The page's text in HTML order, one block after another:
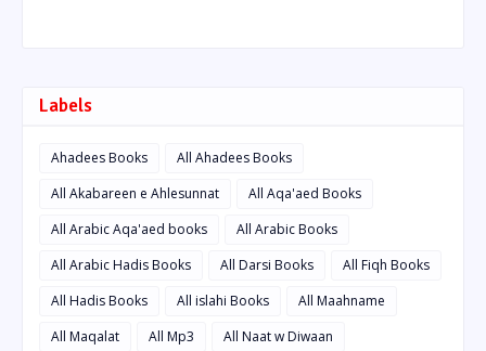
Labels
Ahadees Books
All Ahadees Books
All Akabareen e Ahlesunnat
All Aqa'aed Books
All Arabic Aqa'aed books
All Arabic Books
All Arabic Hadis Books
All Darsi Books
All Fiqh Books
All Hadis Books
All islahi Books
All Maahname
All Maqalat
All Mp3
All Naat w Diwaan